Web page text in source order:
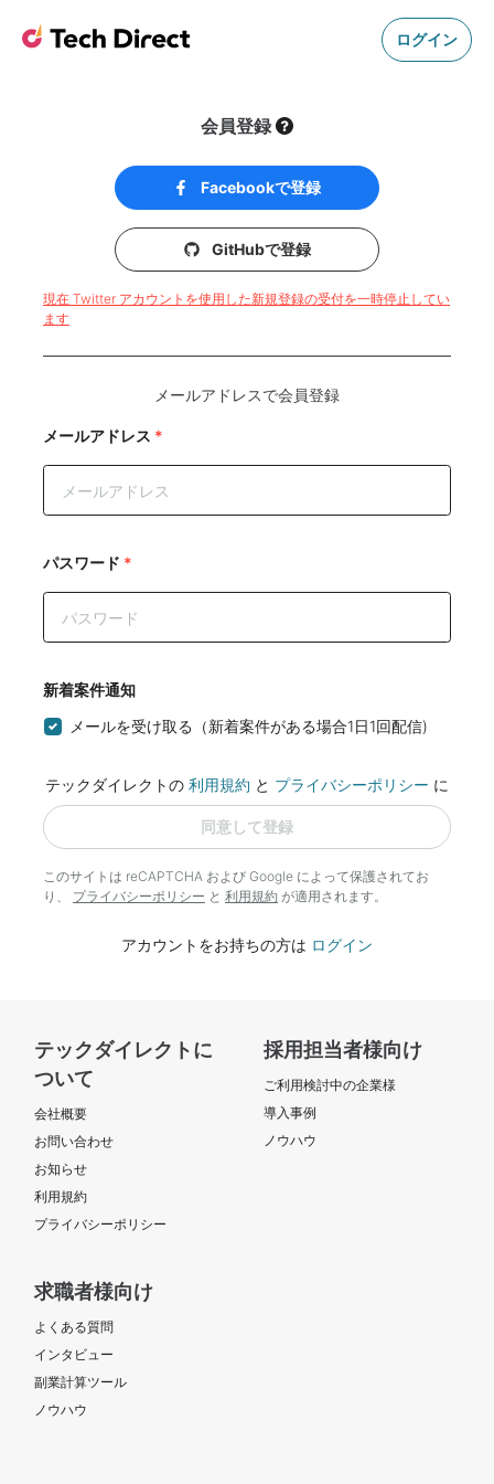
ログイン
会員登録
Facebookで登録
GitHubで登録
現在 Twitter アカウントを使用した新規登録の受付を一時停止してい
ます
メールアドレスで会員登録
メールアドレス *
パスワード *
新着案件通知
メールを受け取る（新着案件がある場合1日1回配信)
テックダイレクトの 利用規約 と プライバシーポリシー に
同意して登録
このサイトは reCAPTCHA および Google によって保護されてお
り、 プライバシーポリシー と 利用規約 が適用されます。
アカウントをお持ちの方は ログイン
テックダイレクトに
ついて
会社概要
お問い合わせ
お知らせ
利用規約
プライバシーポリシー
採用担当者様向け
ご利用検討中の企業様
導入事例
ノウハウ
求職者様向け
よくある質問
インタビュー
副業計算ツール
ノウハウ